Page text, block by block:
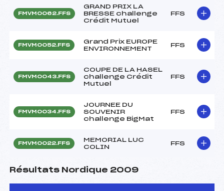
FMVM0062.FFS
GRAND PRIX LA
BRESSE challenge
Crédit Mutuel
FFS
FMVM0052.FFS
Grand Prix EUROPE
ENVIRONNEMENT
FFS
FMVM0043.FFS
COUPE DE LA HASEL
challenge Crédit
Mutuel
FFS
FMVM0034.FFS
JOURNEE DU
SOUVENIR
challenge BigMat
FFS
FMVM0022.FFS
MEMORIAL LUC
COLIN
FFS
Résultats Nordique 2009